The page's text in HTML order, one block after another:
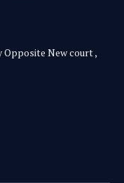
Opposite New court ,